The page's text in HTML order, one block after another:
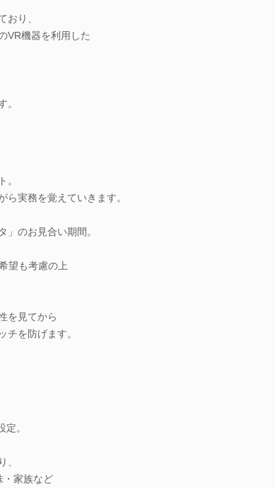
おり、
VR機器を利用した
。
。
ら実務を覚えていきます。
」のお見合い期間。
望も考慮の上
を見てから
チを防げます。
。
、
・家族など